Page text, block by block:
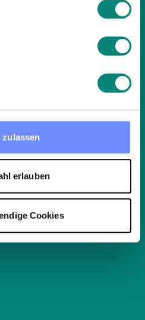
zulassen
erlauben
Cookies